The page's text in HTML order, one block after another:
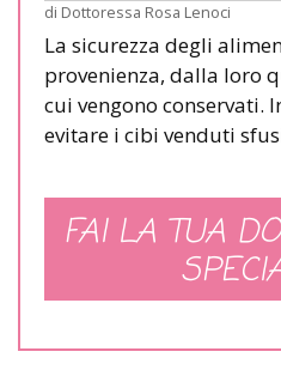
di Dottoressa Rosa Lenoci
La sicurezza degli
provenienza, dalla loro
cui vengono conservati.
evitare i cibi venduti
FAI LA TUA